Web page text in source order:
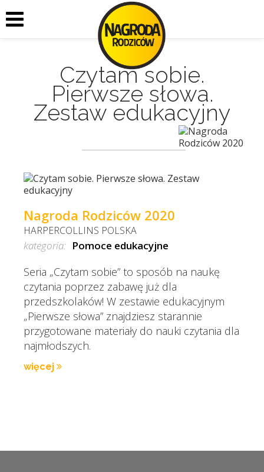
Czytam sobie.
Pierwsze słowa.
Zestaw edukacyjny
Nagroda Rodziców 2020
HARPERCOLLINS POLSKA
kategoria: Pomoce edukacyjne
Seria „Czytam sobie” to sposób na naukę
czytania poprzez zabawę już dla
przedszkolaków! W zestawie edukacyjnym
„Pierwsze słowa” znajdziesz starannie
przygotowane materiały do nauki czytania dla
najmłodszych.
więcej